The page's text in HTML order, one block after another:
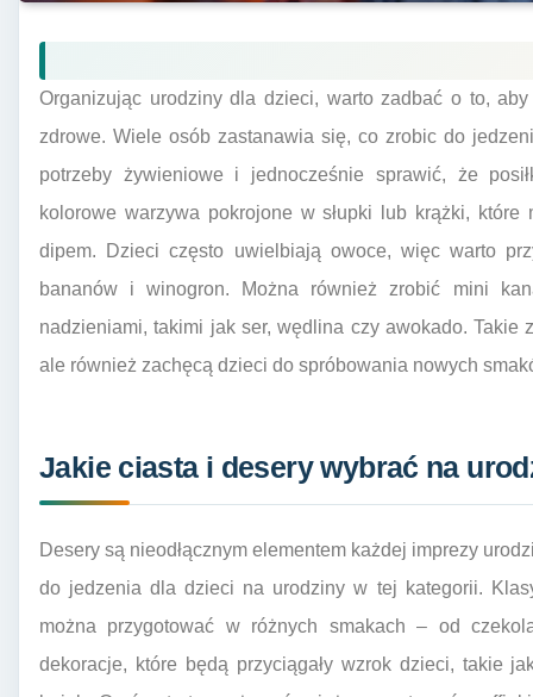
Organizując urodziny dla dzieci, warto zadbać o to,
zdrowe. Wiele osób zastanawia się, co zrobic do
potrzeby żywieniowe i jednocześnie sprawić, że
kolorowe warzywa pokrojone w słupki lub krążki,
dipem. Dzieci często uwielbiają owoce, więc warto
bananów i winogron. Można również zrobić mini
nadzieniami, takimi jak ser, wędlina czy awokado. Takie
ale również zachęcą dzieci do spróbowania nowych
Jakie ciasta i desery wybrać na
Desery są nieodłącznym elementem każdej imprezy
do jedzenia dla dzieci na urodziny w tej kategorii.
można przygotować w różnych smakach – od
dekoracje, które będą przyciągały wzrok dzieci, takie